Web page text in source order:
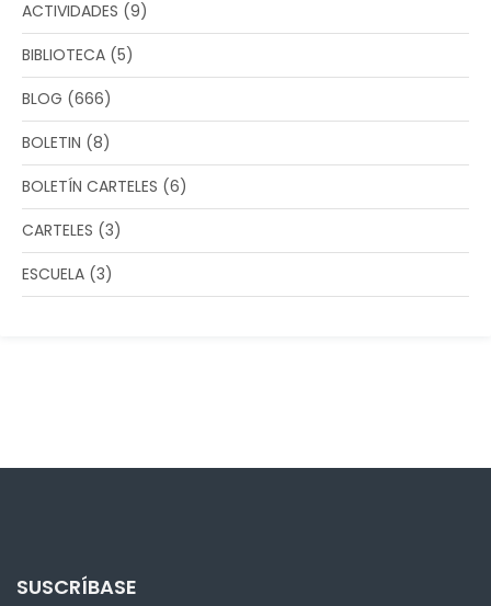
ACTIVIDADES (9)
BIBLIOTECA (5)
BLOG (666)
BOLETIN (8)
BOLETÍN CARTELES (6)
CARTELES (3)
ESCUELA (3)
SUSCRÍBASE